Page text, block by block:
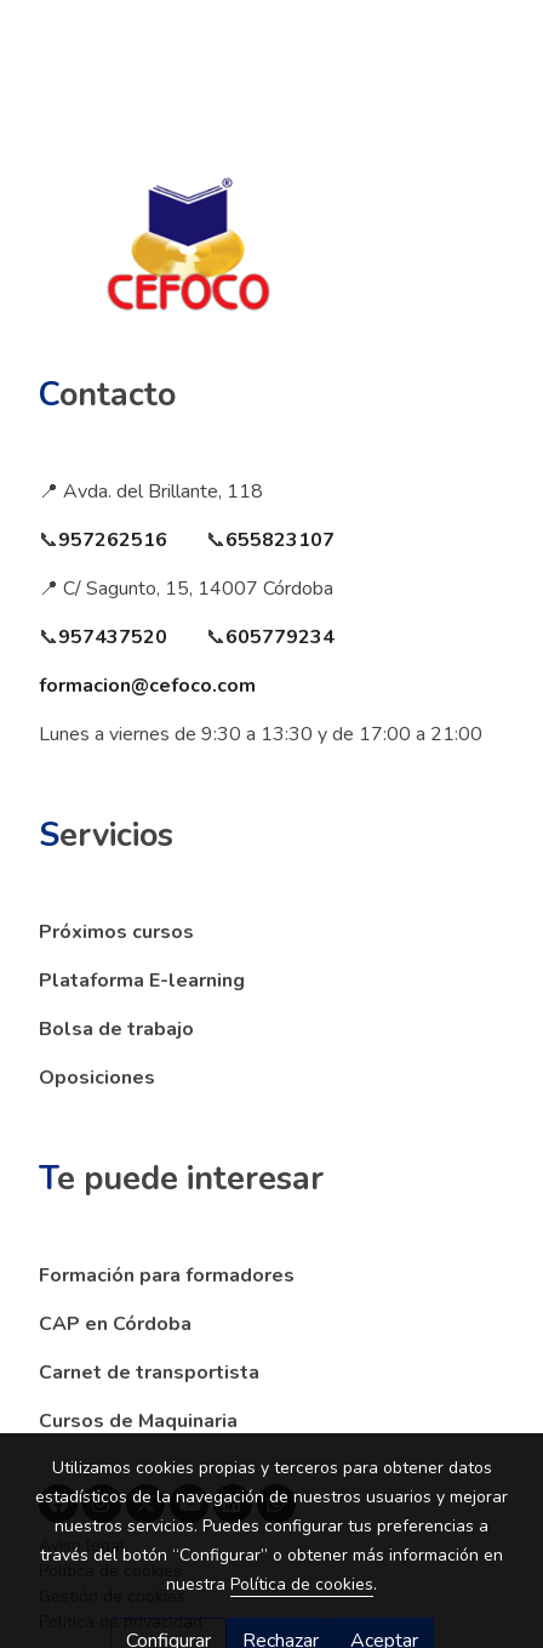
Contacto
📍 Avda. del Brillante, 118
📞957262516 📞655823107
📍 C/ Sagunto, 15, 14007 Córdoba
📞957437520 📞605779234
formacion@cefoco.com
Lunes a viernes de 9:30 a 13:30 y de 17:00 a 21:00
Servicios
Próximos cursos
Plataforma E-learning
Bolsa de trabajo
Oposiciones
Te puede interesar
Formación para formadores
CAP en Córdoba
Carnet de transportista
Cursos de Maquinaria
Aviso legal
Gestión de cookies
Política de privacidad
Utilizamos cookies propias y terceros para obtener datos
estadísticos de la navegación de nuestros usuarios y mejorar
nuestros servicios. Puedes configurar tus preferencias a
través del botón “Configurar” o obtener más información en
nuestra Política de cookies.
Configurar Rechazar Aceptar